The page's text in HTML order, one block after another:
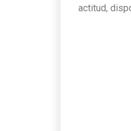
actitud,